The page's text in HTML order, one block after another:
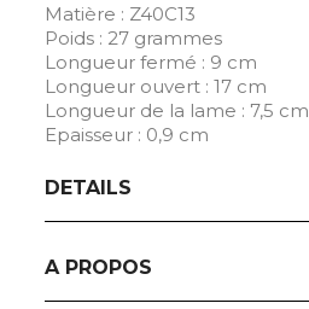
Matière : Z40C13
Poids : 27 grammes
Longueur fermé : 9 cm
Longueur ouvert : 17 cm
Longueur de la lame : 7,5 cm
Epaisseur : 0,9 cm
DETAILS
A PROPOS